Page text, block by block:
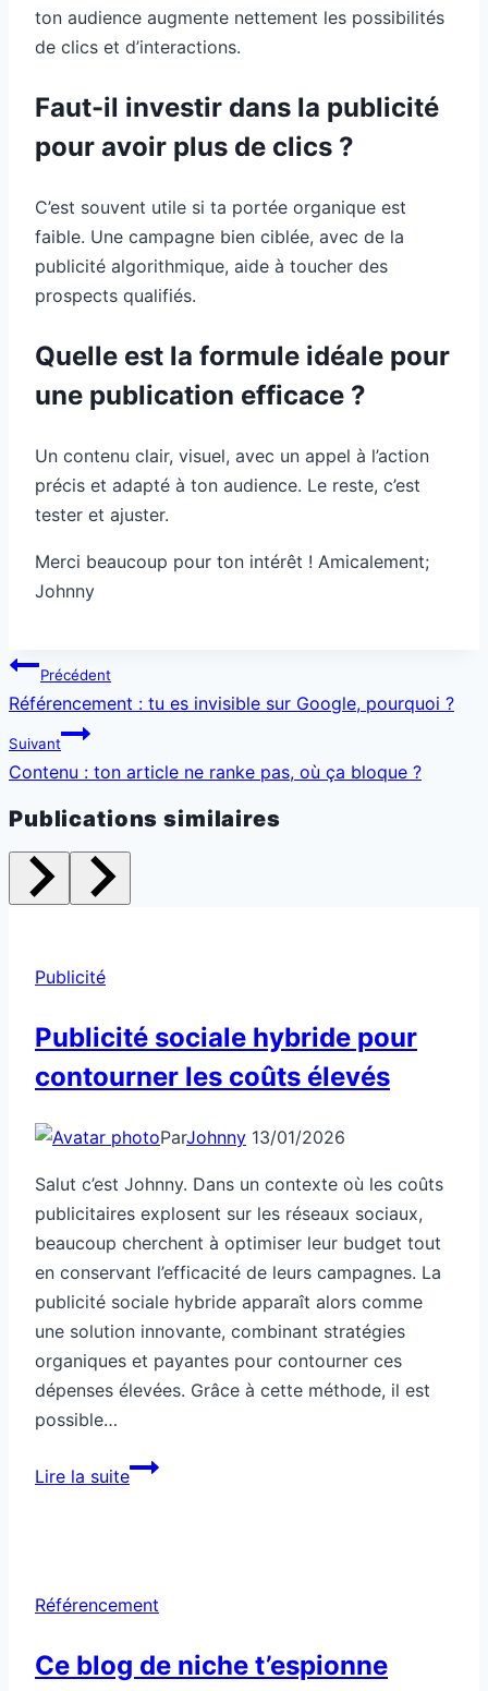
ton audience augmente nettement les possibilités
de clics et d’interactions.
Faut-il investir dans la publicité
pour avoir plus de clics ?
C’est souvent utile si ta portée organique est
faible. Une campagne bien ciblée, avec de la
publicité algorithmique, aide à toucher des
prospects qualifiés.
Quelle est la formule idéale pour
une publication efficace ?
Un contenu clair, visuel, avec un appel à l’action
précis et adapté à ton audience. Le reste, c’est
tester et ajuster.
Merci beaucoup pour ton intérêt ! Amicalement;
Johnny
Navigation
de
l’article
Précédent
Référencement : tu es invisible sur Google, pourquoi ?
Suivant
Contenu : ton article ne ranke pas, où ça bloque ?
Publications similaires
Publicité
Publicité sociale hybride pour
contourner les coûts élevés
ParJohnny 13/01/2026
Salut c’est Johnny. Dans un contexte où les coûts
publicitaires explosent sur les réseaux sociaux,
beaucoup cherchent à optimiser leur budget tout
en conservant l’efficacité de leurs campagnes. La
publicité sociale hybride apparaît alors comme
une solution innovante, combinant stratégies
organiques et payantes pour contourner ces
dépenses élevées. Grâce à cette méthode, il est
possible…
Lire la suitePublicité
les
élevés
Référencement
Ce blog de niche t’espionne